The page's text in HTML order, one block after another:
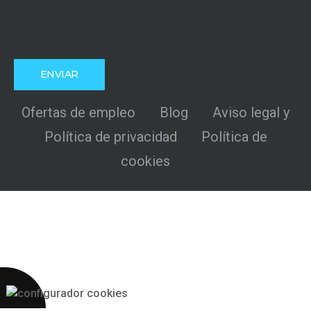
Ofertas de empleo Blog
Aviso legal y
Política de privacidad
Política de
cookies